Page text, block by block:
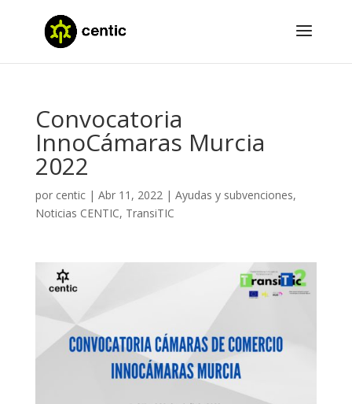
Convocatoria
InnoCámaras Murcia
2022
por centic| Abr 11, 2022| Ayudas y subvenciones,
Noticias CENTIC, TransiTIC